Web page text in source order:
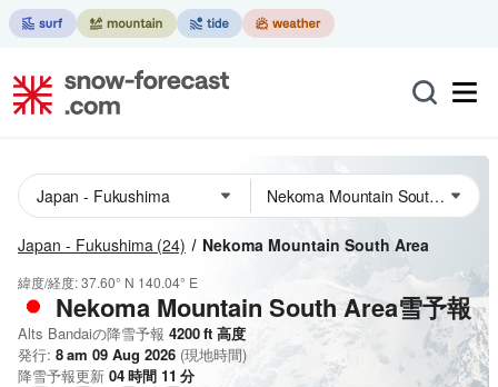
Japan - Fukushima (24) Nekoma Mountain South Area
緯度/経度:37.60° N 140.04° E
Nekoma Mountain South Area雪予報
Alts Bandaiの降雪予報 4200ft 高度
発行: 8 am 09 Aug 2026 (現地時間)
降雪予報更新 04時間 11 分